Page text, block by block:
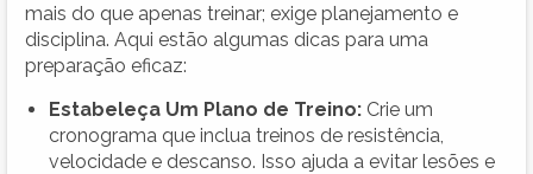
mais do que apenas treinar; exige planejamento e
disciplina. Aqui estão algumas dicas para uma
preparação eficaz:
Estabeleça Um Plano de Treino: Crie um
cronograma que inclua treinos de resistência,
velocidade e descanso. Isso ajuda a evitar lesões e